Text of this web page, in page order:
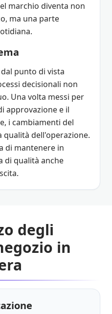
marchio diventa non
ma una parte
punto di vista
decisionali non
Una volta messi per
approvazione e il
i cambiamenti del
dell'operazione.
di mantenere in
di qualità anche
degli
in